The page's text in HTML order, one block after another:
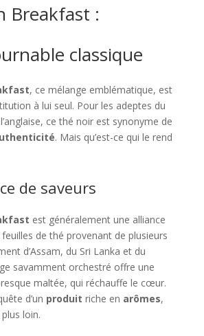
Breakfast :
classique
, ce mélange emblématique, est
à lui seul. Pour les adeptes du
ce thé noir est synonyme de
. Mais qu’est-ce qui le rend
de saveurs
est généralement une alliance
de thé provenant de plusieurs
d’Assam, du Sri Lanka et du
savamment orchestré offre une
maltée, qui réchauffe le cœur.
d’un produit riche en arômes,
loin.